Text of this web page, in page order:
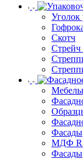
Уголок
Скотч
Стрейч
Фасады
МДФ
Фасады